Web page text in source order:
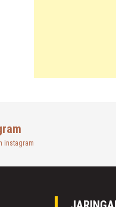
instagram